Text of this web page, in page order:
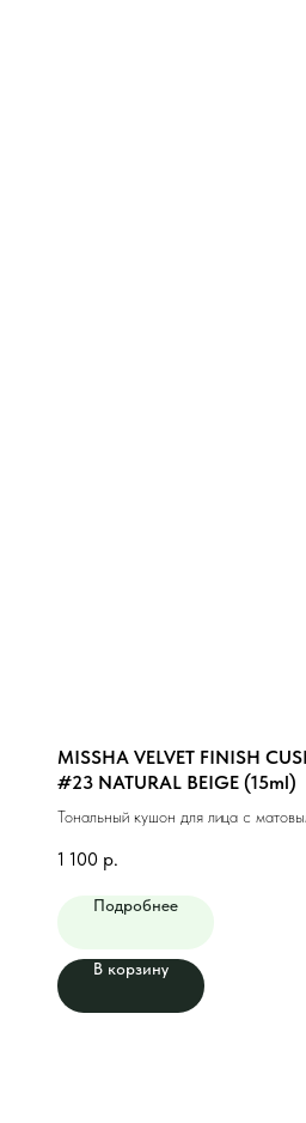
MISSHA VELVET FINISH
#23 NATURAL BEIGE (15ml)
Тональный кушон для лица с
1 100 р.
Подробнее
В корзину